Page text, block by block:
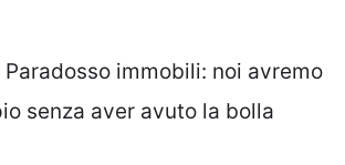
Paradosso immobili: noi avremo
senza aver avuto la bolla